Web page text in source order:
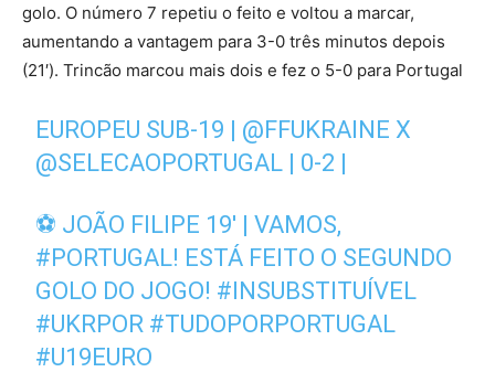
golo. O número 7 repetiu o feito e voltou a marcar,
aumentando a vantagem para 3-0 três minutos depois
(21′). Trincão marcou mais dois e fez o 5-0 para Portugal
EUROPEU SUB-19 | @FFUKRAINE X
@SELECAOPORTUGAL | 0-2 |
⚽ JOÃO FILIPE 19' | VAMOS,
#PORTUGAL! ESTÁ FEITO O SEGUNDO
GOLO DO JOGO! #INSUBSTITUÍVEL
#UKRPOR #TUDOPORPORTUGAL
#U19EURO